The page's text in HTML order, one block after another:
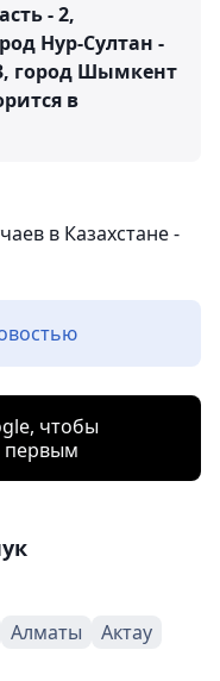
- 2,
Нур-Султан -
город Шымкент
в
в Казахстане -
чтобы
первым
Алматы
Актау